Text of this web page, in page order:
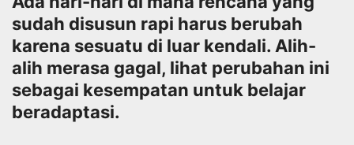
sudah disusun rapi harus berubah
karena sesuatu di luar kendali. Alih-
alih merasa gagal, lihat perubahan ini
sebagai kesempatan untuk belajar
beradaptasi.